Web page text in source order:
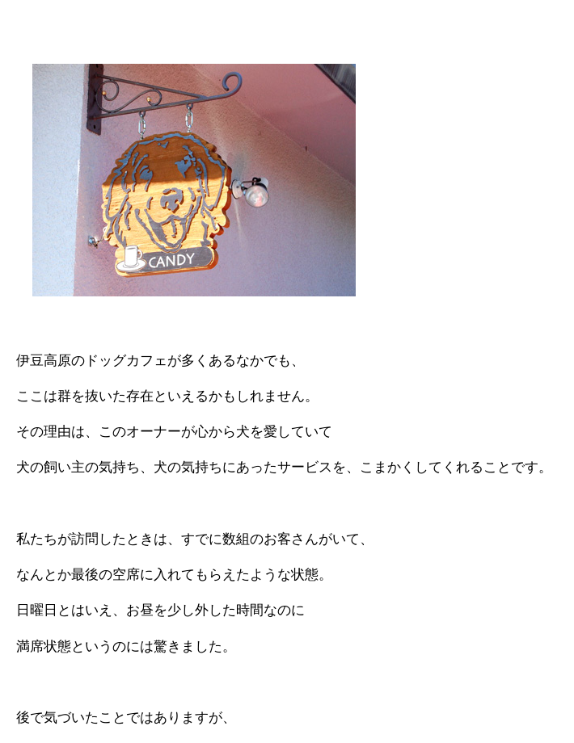
伊豆高原のドッグカフェが多くあるなかでも、
ここは群を抜いた存在といえるかもしれません。
その理由は、このオーナーが心から犬を愛していて
犬の飼い主の気持ち、犬の気持ちにあったサービスを、こまかくしてくれることです。
私たちが訪問したときは、すでに数組のお客さんがいて、
なんとか最後の空席に入れてもらえたような状態。
日曜日とはいえ、お昼を少し外した時間なのに
満席状態というのには驚きました。
後で気づいたことではありますが、